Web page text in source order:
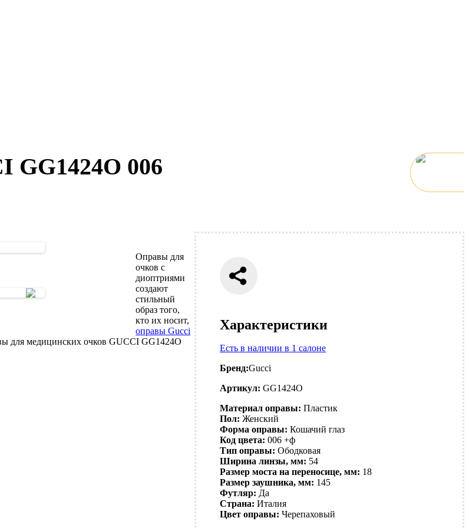
GG1424O 006
Характеристики
Есть в наличии в 1 салоне
Бренд:Gucci
Артикул: GG1424O
Материал оправы: Пластик
Пол: Женский
Форма оправы: Кошачий глаз
Код цвета: 006 +ф
Тип оправы: Ободковая
Ширина линзы, мм: 54
Размер моста на переносице, мм: 18
Размер заушника, мм: 145
Футляр: Да
Страна: Италия
Цвет оправы: Черепаховый
Оправы для
очков с
диоптриями
создают
стильный
образ того,
кто их носит,
оправы Gucci
для медицинских очков GUCCI GG1424O